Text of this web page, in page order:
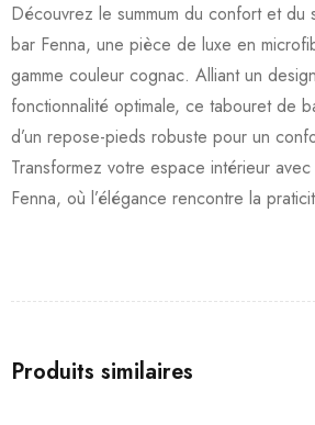
Découvrez le summum du confort et du
bar Fenna, une pièce de luxe en
gamme couleur cognac. Alliant un
fonctionnalité optimale, ce tabouret de
d’un repose-pieds robuste pour un
Transformez votre espace intérieur
Fenna, où l’élégance rencontre la
Produits similaires